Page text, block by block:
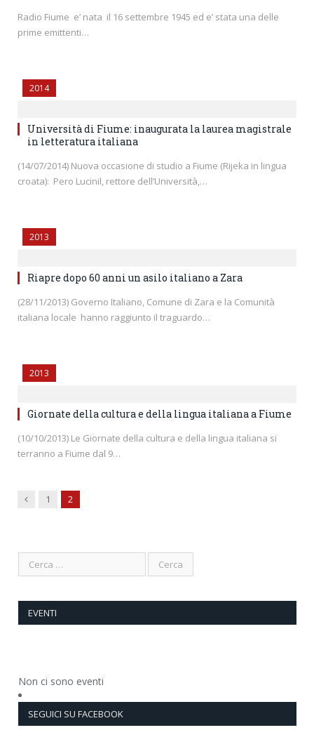
Radio Fiume e’ nata il 16 settembre 1945 ed e’ stata una delle
prime emittenti…
2014
Università di Fiume: inaugurata la laurea magistrale
in letteratura italiana
(14/07/2014) Nuova occasione di studio a Fiume (Rijeka in lingua
croata): Pero Lucinil, rettore dell’Università,…
2013
Riapre dopo 60 anni un asilo italiano a Zara
(28/11/2013) Governo Italiano, Comune di Zara e la Comunità
italiana locale hanno raggiunto il traguardo…
2013
Giornate della cultura e della lingua italiana a Fiume
(10/10/2013) Le Giornate della cultura e della lingua italiana si
terranno a Fiume dal 9…
Previous
1 2
EVENTI
Non ci sono eventi
SEGUICI SU FACEBOOK